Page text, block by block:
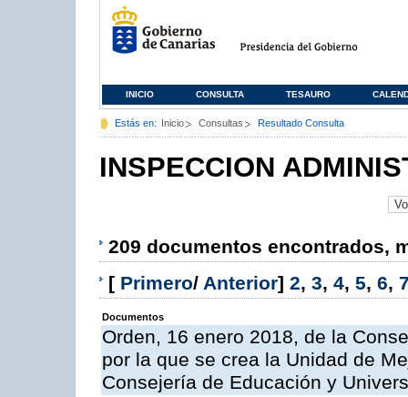
INICIO CONSULTA TESAURO
Estás en: Inicio Consultas Resultado Consulta
INSPECCION
209 documentos encontrados,
[ Primero/ Anterior] 2, 3, 4, 5, 6,
Documentos
Orden, 16 enero 2018, de la
por la que se crea la Unidad de
Consejería de Educación y